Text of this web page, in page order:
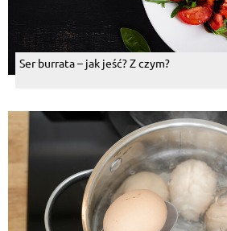
Ser burrata – jak jeść? Z czym?